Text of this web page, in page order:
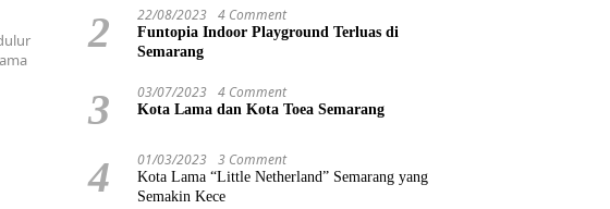
2 22/08/2023 4 Comment
Funtopia Indoor Playground Terluas di
Semarang
3 03/07/2023 4 Comment
Kota Lama dan Kota Toea Semarang
4 01/03/2023 3 Comment
Kota Lama “Little Netherland” Semarang yang
Semakin Kece